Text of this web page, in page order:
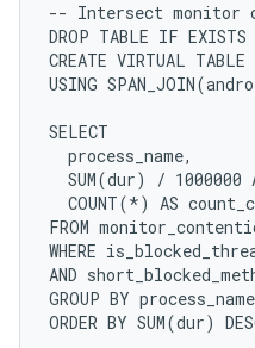
-- Intersect monitor
DROP TABLE IF
CREATE VIRTUAL
USING
SELECT
  process_name,
SUM(dur) / 1000000
COUNT(*) AS
FROM
WHERE
AND
GROUP BY process_name
ORDER BY SUM(dur)